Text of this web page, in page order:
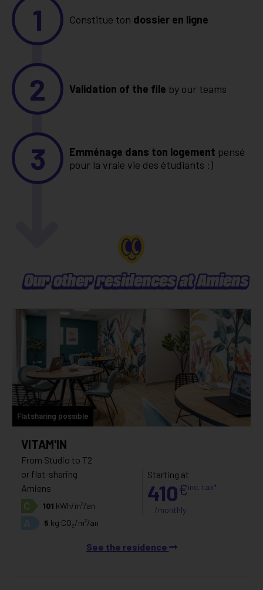
1 Constitue ton dossier en ligne
2 Validation of the file by our teams
3 Emménage dans ton logement pensé
pour la vraie vie des étudiants :)
Our other residences at Amiens
Flatsharing possible
VITAM'IN
From Studio to T2
or flat-sharing
Amiens
C 101 kWh/m²/an
5 kg CO₂/m²/an
Starting at
410€inc. tax*
/monthly
See the residence